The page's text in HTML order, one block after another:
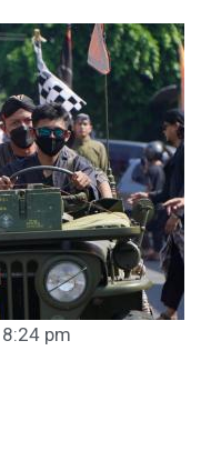
8:24 pm